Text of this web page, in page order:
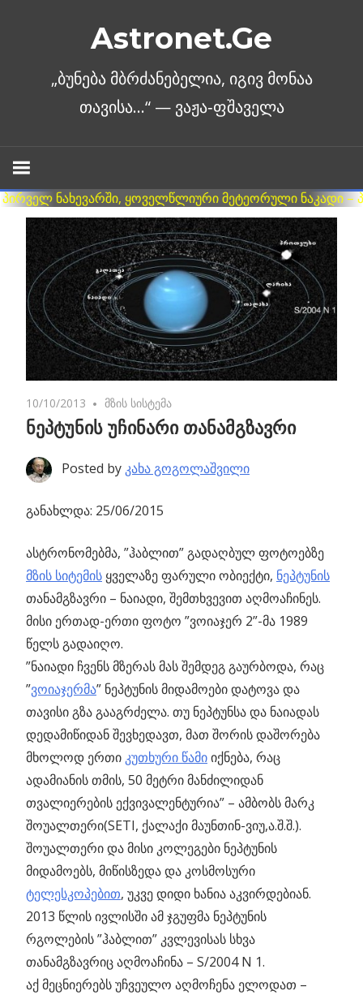
Astronet.Ge
10/10/2013 One comment
მზის სისტემა
ნეპტუნის უჩინარი თანამგზავრი
Posted by კახა გოგოლაშვილი
განახლდა: 25/06/2015
ასტრონომებმა, ”ჰაბლით” გადაღბულ ფოტოებზე
მზის სიტემის ყველაზე ფარული ობიექტი, ნეპტუნის
თანამგზავრი – ნაიადი, შემთხვევით აღმოაჩინეს.
მისი ერთად-ერთი ფოტო ”ვოიაჯერ 2”-მა 1989
წელს გადაიღო.
”ნაიადი ჩვენს მზერას მას შემდეგ გაურბოდა, რაც
”ვოიაჯერმა” ნეპტუნის მიდამოები დატოვა და
თავისი გზა გააგრძელა. თუ ნეპტუნსა და ნაიადას
დედამიწიდან შევხედავთ, მათ შორის დაშორება
მხოლოდ ერთი კუთხური წამიიქნება, რაც
ადამიანის თმის, 50 მეტრი მანძილიდან
თვალიერების ექვივალენტურია” – ამბობს მარკ
შოუალთერი(SETI, ქალაქი მაუნთინ-ვიუ,ა.შ.შ.).
შოუალთერი და მისი კოლეგები ნეპტუნის
მიდამოებს, მიწისზედა და კოსმოსური
ტელესკოპებით, უკვე დიდი ხანია აკვირდებიან.
2013 წლის ივლისში ამ ჯგუფმა ნეპტუნის
რგოლების ”ჰაბლით” კვლევისას სხვა
თანამგზავრიც აღმოაჩინა – S/2004 N 1.
აქ მეცნიერებს უჩვეულო აღმოჩენა ელოდათ –